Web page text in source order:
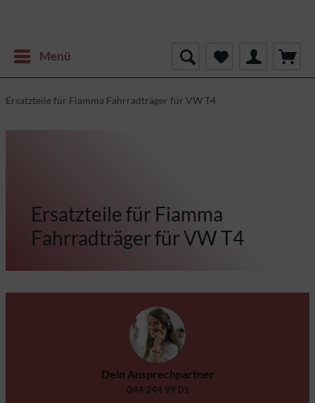
Menü
Ersatzteile für Fiamma Fahrradträger für VW T4
Ersatzteile für Fiamma
Fahrradträger für VW T4
Dein Ansprechpartner
044 244 99 01